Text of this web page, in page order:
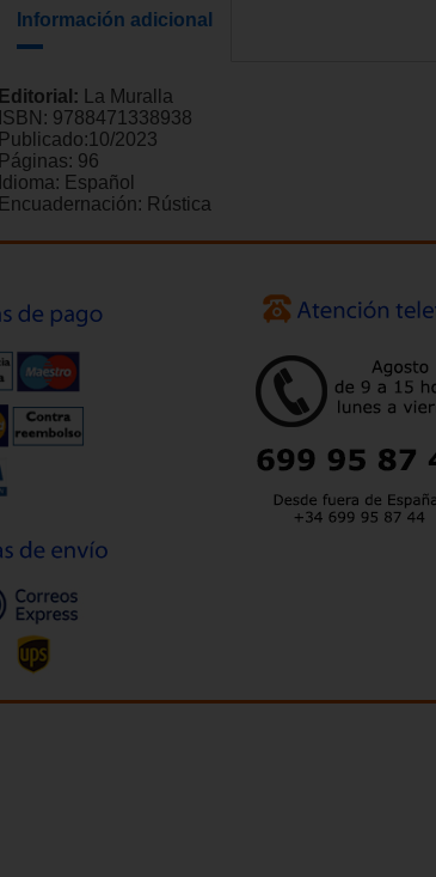
Información adicional
Editorial: La Muralla
ISBN: 9788471338938
Publicado:10/2023
Páginas: 96
Idioma: Español
Encuadernación: Rústica